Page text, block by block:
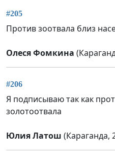
#205
Против зоотвала близ
Олеся Фомкина
#206
Я подписываю так как
золотоотвала
Юлия Латош (Караганда,